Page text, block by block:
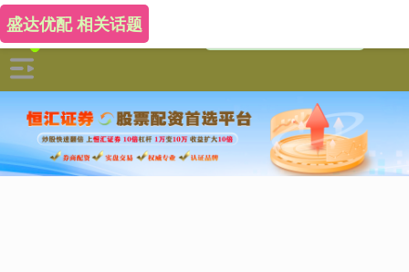
盛达优配 相关话题